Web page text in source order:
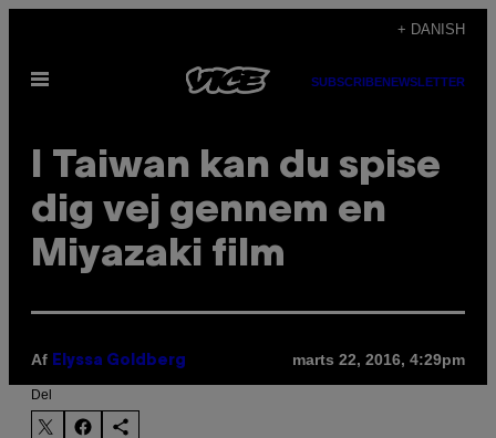
indhold
+ DANISH
Åbn
SUBSCRIBENEWSLETTER
I Taiwan kan du spise
dig vej gennem en
Miyazaki film
Af Elyssa Goldberg marts 22, 2016, 4:29pm
Del